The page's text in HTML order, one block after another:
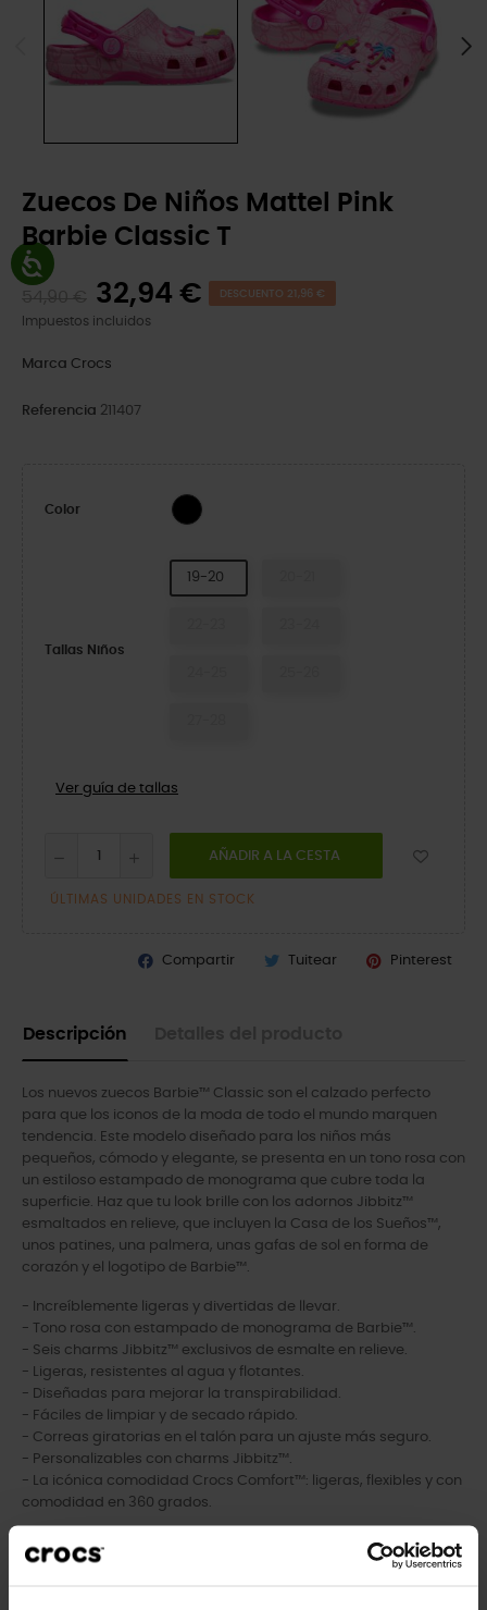
Zuecos De Niños Mattel Pink
Barbie Classic T
32,94 € DESCUENTO 21,96 €
Impuestos incluidos
Marca Crocs
Referencia 211407
Color Multi
Tallas Niños
19-20
Ver guía de tallas
AÑADIR A LA CESTA
ÚLTIMAS UNIDADES EN STOCK
Compartir Tuitear Pinterest
Descripción
Los nuevos zuecos Barbie™ Classic son el calzado perfecto
para que los iconos de la moda de todo el mundo marquen
tendencia. Este modelo diseñado para los niños más
pequeños, cómodo y elegante, se presenta en un tono rosa con
un estiloso estampado de monograma que cubre toda la
superficie. Haz que tu look brille con los adornos Jibbitz™
esmaltados en relieve, que incluyen la Casa de los Sueños™,
unos patines, una palmera, unas gafas de sol en forma de
corazón y el logotipo de Barbie™.
- Increíblemente ligeras y divertidas de llevar.
- Tono rosa con estampado de monograma de Barbie™.
- Seis charms Jibbitz™ exclusivos de esmalte en relieve.
- Ligeras, resistentes al agua y flotantes.
- Diseñadas para mejorar la transpirabilidad.
- Fáciles de limpiar y de secado rápido.
- Correas giratorias en el talón para un ajuste más seguro.
- Personalizables con charms Jibbitz™.
- La icónica comodidad Crocs Comfort™: ligeras, flexibles y con
comodidad en 360 grados.